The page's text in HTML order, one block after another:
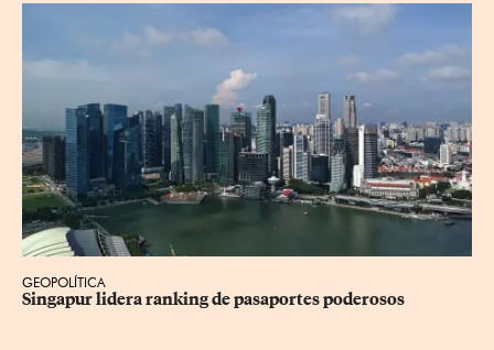
GEOPOLÍTICA
Singapur lidera ranking de pasaportes poderosos